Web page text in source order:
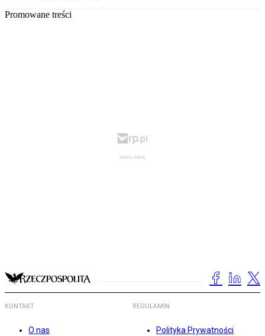
Promowane treści
KONTAKT
O nas
REGULAMIN
Polityka Prywatności